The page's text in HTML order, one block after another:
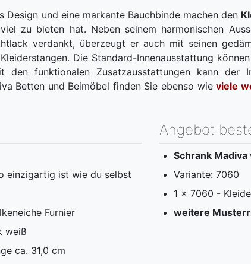
und eine markante Bauchbinde machen den
zu bieten hat. Neben seinem harmonischen
verdankt, überzeugt er auch mit seinen
Die Standard-Innenausstattung
den funktionalen Zusatzausstattungen kann
Betten und Beimöbel finden Sie ebenso wieviele
einzigartig ist wie du selbst
Furnier
weiß
ca. 31,0 cm
Angebot
Schrank
Variante: 7060
1 x 7060 -
weitere